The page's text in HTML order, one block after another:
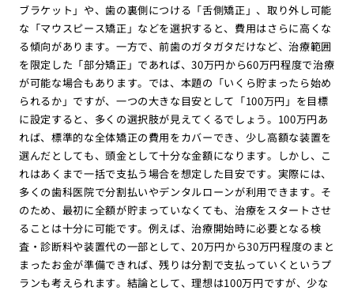
ブラケット」や、歯の裏側につける「舌側矯正」、取り外し可能
な「マウスピース矯正」などを選択すると、費用はさらに高くな
る傾向があります。一方で、前歯のガタガタだけなど、治療範囲
を限定した「部分矯正」であれば、30万円から60万円程度で治療
が可能な場合もあります。では、本題の「いくら貯まったら始め
られるか」ですが、一つの大きな目安として「100万円」を目標
に設定すると、多くの選択肢が見えてくるでしょう。100万円あ
れば、標準的な全体矯正の費用をカバーでき、少し高額な装置を
選んだとしても、頭金として十分な金額になります。しかし、こ
れはあくまで一括で支払う場合を想定した目安です。実際には、
多くの歯科医院で分割払いやデンタルローンが利用できます。そ
のため、最初に全額が貯まっていなくても、治療をスタートさせ
ることは十分に可能です。例えば、治療開始時に必要となる検
査・診断料や装置代の一部として、20万円から30万円程度のまと
まったお金が準備できれば、残りは分割で支払っていくというプ
ランも考えられます。結論として、理想は100万円ですが、少な